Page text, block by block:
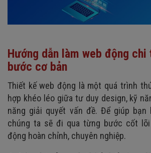
Hướng dẫn làm web động chi
bước cơ bản
Thiết kế web động là một quá trình
hợp khéo léo giữa tư duy design, kỹ
năng giải quyết vấn đề. Để giúp bạn
chúng ta sẽ đi qua từng bước cốt
động hoàn chỉnh, chuyên nghiệp.